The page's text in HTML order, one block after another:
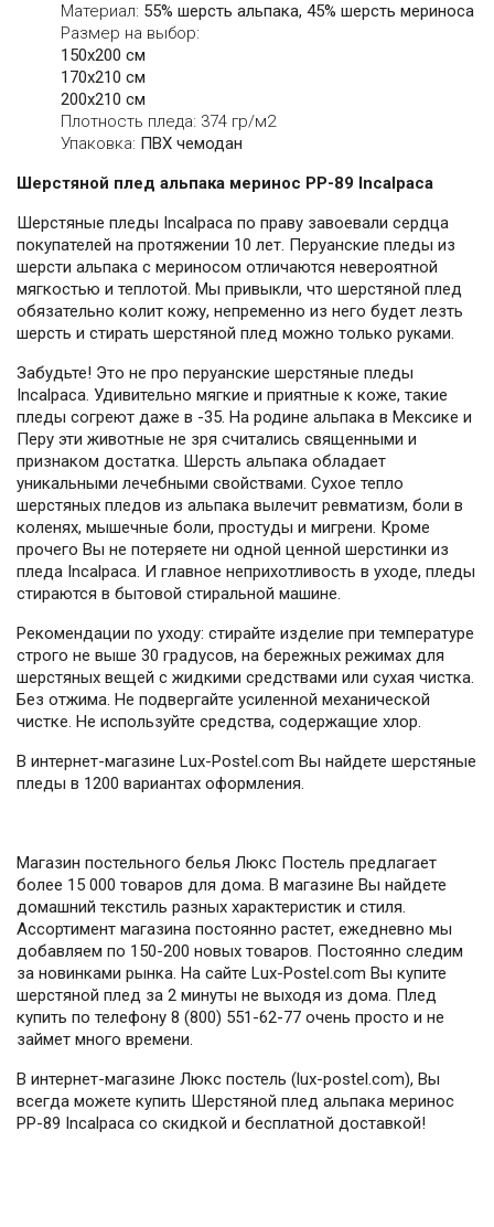
Материал: 55% шерсть альпака, 45% шерсть мериноса
Размер на выбор:
150х200 см
170х210 см
200х210 см
Плотность пледа: 374 гр/м2
Упаковка: ПВХ чемодан
Шерстяной плед альпака меринос PP-89 Incalpaca
Шерстяные пледы Incalpaca по праву завоевали сердца
покупателей на протяжении 10 лет. Перуанские пледы из
шерсти альпака с мериносом отличаются невероятной
мягкостью и теплотой. Мы привыкли, что шерстяной плед
обязательно колит кожу, непременно из него будет лезть
шерсть и стирать шерстяной плед можно только руками.
Забудьте! Это не про перуанские шерстяные пледы
Incalpaca. Удивительно мягкие и приятные к коже, такие
пледы согреют даже в -35. На родине альпака в Мексике и
Перу эти животные не зря считались священными и
признаком достатка. Шерсть альпака обладает
уникальными лечебными свойствами. Сухое тепло
шерстяных пледов из альпака вылечит ревматизм, боли в
коленях, мышечные боли, простуды и мигрени. Кроме
прочего Вы не потеряете ни одной ценной шерстинки из
пледа Incalpaca. И главное неприхотливость в уходе, пледы
стираются в бытовой стиральной машине.
Рекомендации по уходу: стирайте изделие при температуре
строго не выше 30 градусов, на бережных режимах для
шерстяных вещей с жидкими средствами или сухая чистка.
Без отжима. Не подвергайте усиленной механической
чистке. Не используйте средства, содержащие хлор.
В интернет-магазине Lux-Postel.com Вы найдете шерстяные
пледы в 1200 вариантах оформления.
Магазин постельного белья Люкс Постель предлагает
более 15 000 товаров для дома. В магазине Вы найдете
домашний текстиль разных характеристик и стиля.
Ассортимент магазина постоянно растет, ежедневно мы
добавляем по 150-200 новых товаров. Постоянно следим
за новинками рынка. На сайте Lux-Postel.com Вы купите
шерстяной плед за 2 минуты не выходя из дома. Плед
купить по телефону 8 (800) 551-62-77 очень просто и не
займет много времени.
В интернет-магазине Люкс постель (lux-postel.com), Вы
всегда можете купить Шерстяной плед альпака меринос
PP-89 Incalpaca со скидкой и бесплатной доставкой!